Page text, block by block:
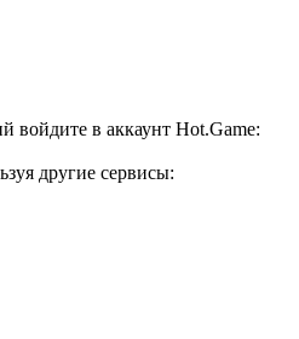
войдите в аккаунт Hot.Game:
другие сервисы: